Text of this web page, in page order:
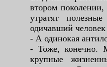
втором
утратят
одичавший
- А одинокая
- Тоже, конечно.
крупные